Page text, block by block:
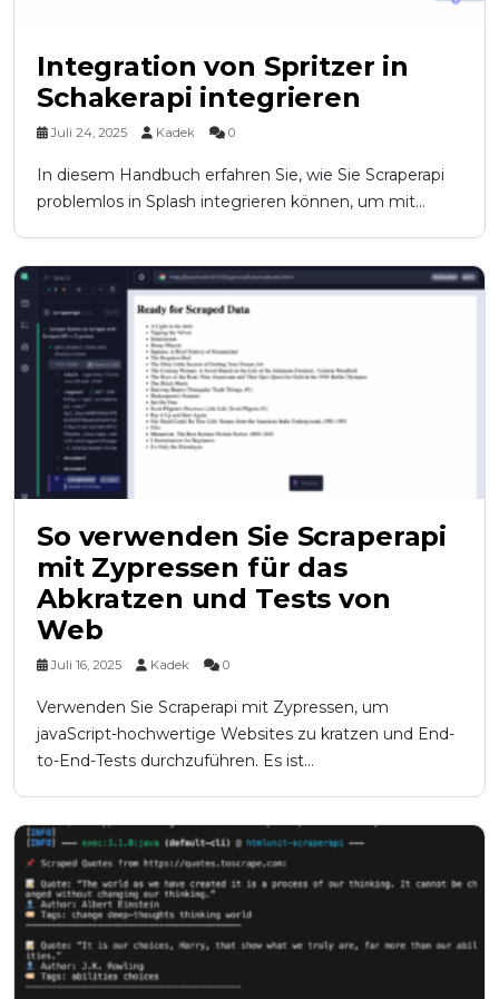
Integration von Spritzer in
Schakerapi integrieren
Juli 24, 2025 Kadek 0
In diesem Handbuch erfahren Sie, wie Sie Scraperapi
problemlos in Splash integrieren können, um mit...
So verwenden Sie Scraperapi
mit Zypressen für das
Abkratzen und Tests von
Web
Juli 16, 2025 Kadek 0
Verwenden Sie Scraperapi mit Zypressen, um
javaScript-hochwertige Websites zu kratzen und End-
to-End-Tests durchzuführen. Es ist...